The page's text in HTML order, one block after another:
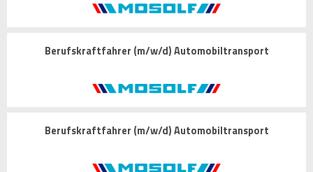
Berufskraftfahrer (m/w/d) Automobiltransport
Berufskraftfahrer (m/w/d) Automobiltransport